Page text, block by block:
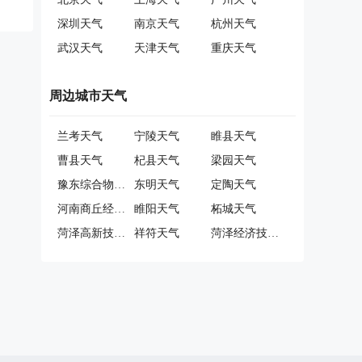
深圳天气
南京天气
杭州天气
武汉天气
天津天气 重庆天气
周边城市天气
兰考天气 宁陵天气
睢县天气
曹县天气
杞县天气
梁园天气
豫东综合物流产业聚集区天气
东明天气
定陶天气
河南商丘经济开发区天气
睢阳天气
柘城天气
菏泽高新技术开发区天气
祥符天气 菏泽经济技术开发区天气